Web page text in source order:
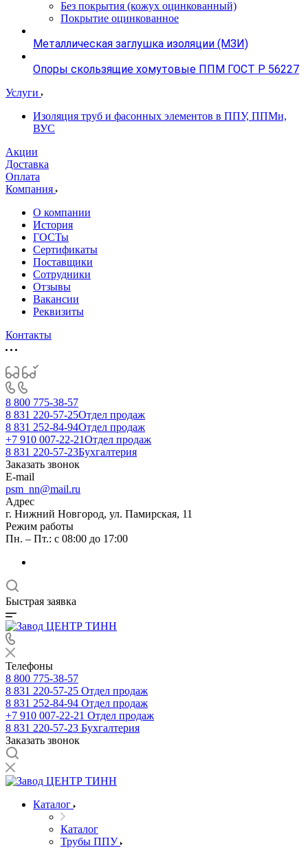
Без покрытия (кожух оцинкованный)
Покрытие оцинкованное
Металлическая заглушка изоляции (МЗИ)
Опоры скользящие хомутовые ППМ ГОСТ Р 56227
Услуги
Изоляция труб и фасонных элементов в ППУ, ППМи,
ВУС
Акции
Доставка
Оплата
Компания
О компании
История
ГОСТы
Сертификаты
Поставщики
Сотрудники
Отзывы
Вакансии
Реквизиты
Контакты
8 800 775-38-57
8 831 220-57-25Отдел продаж
8 831 252-84-94Отдел продаж
+7 910 007-22-21Отдел продаж
8 831 220-57-23Бухгалтерия
Заказать звонок
E-mail
psm_nn@mail.ru
Адрес
г. Нижний Новгород, ул. Памирская, 11
Режим работы
Пн. – Пт.: с 08:00 до 17:00
Быстрая заявка
Телефоны
8 800 775-38-57
8 831 220-57-25 Отдел продаж
8 831 252-84-94 Отдел продаж
+7 910 007-22-21 Отдел продаж
8 831 220-57-23 Бухгалтерия
Заказать звонок
Каталог
Каталог
Трубы ППУ